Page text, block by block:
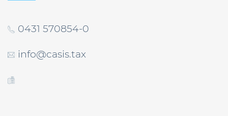
0431 570854-0
info@casis.tax